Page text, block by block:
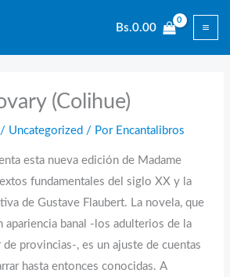
Bs.0.00
(Colihue)
/ Uncategorized / Por Encantalibros
esta nueva edición de Madame
fundamentales del siglo XX y la
de Gustave Flaubert. La novela, que
apariencia banal -los adulterios de la
provincias-, es un ajuste de cuentas
hasta entonces conocidas. A